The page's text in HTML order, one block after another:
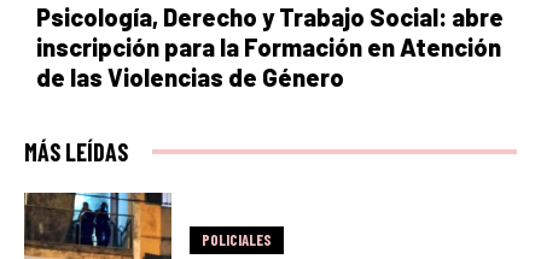
Psicología, Derecho y Trabajo Social: abre
inscripción para la Formación en Atención
de las Violencias de Género
MÁS LEÍDAS
POLICIALES